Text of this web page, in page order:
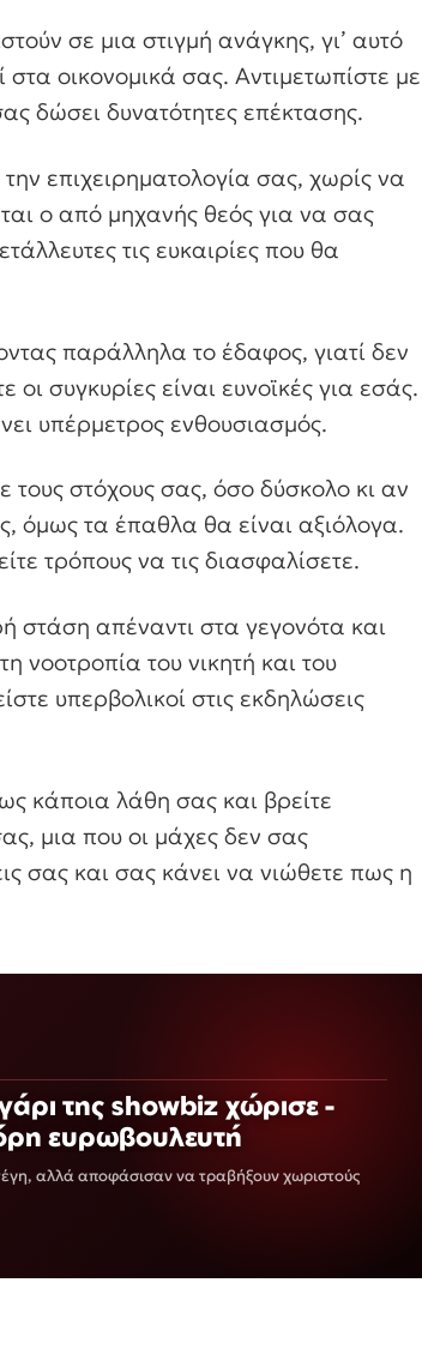
σε μια στιγμή ανάγκης, γι’ αυτό
στα οικονομικά σας. Αντιμετωπίστε με
δώσει δυνατότητες επέκτασης.
επιχειρηματολογία σας, χωρίς να
ο από μηχανής θεός για να σας
τις ευκαιρίες που θα
παράλληλα το έδαφος, γιατί δεν
συγκυρίες είναι ευνοϊκές για εσάς.
υπέρμετρος ενθουσιασμός.
στόχους σας, όσο δύσκολο κι αν
όμως τα έπαθλα θα είναι αξιόλογα.
τρόπους να τις διασφαλίσετε.
στάση απέναντι στα γεγονότα και
νοοτροπία του νικητή και του
υπερβολικοί στις εκδηλώσεις
κάποια λάθη σας και βρείτε
μια που οι μάχες δεν σας
σας και σας κάνει να νιώθετε πως η
της showbiz χώρισε -
ευρωβουλευτή
αλλά αποφάσισαν να τραβήξουν χωριστούς